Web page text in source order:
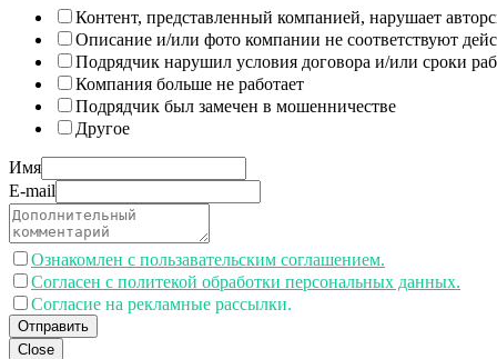
Контент, представленный компанией, нарушает
Описание и/или фото компании не соответствуют
Подрядчик нарушил условия договора и/или сроки
Компания больше не работает
Подрядчик был замечен в мошенничестве
Другое
Имя
E-mail
Ознакомлен с пользавательским соглашением.
Согласен с политекой обработки персональных данных.
Согласие на рекламные рассылки.
Отправить
Close